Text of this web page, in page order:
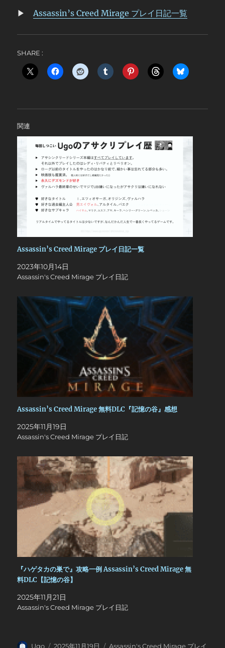
▶Assassin’s Creed Mirage プレイ日記一覧
SHARE :
関連
Assassin’s Creed Mirage プレイ日記一覧
2023年10月14日
Assassin's Creed Mirage プレイ日記
Assassin’s Creed Mirage 無料DLC『記憶の谷』感想
2025年11月19日
Assassin's Creed Mirage プレイ日記
『ハゲタカの巣で』攻略一例 Assassin’s Creed Mirage 無
料DLC【記憶の谷】
2025年11月21日
Assassin's Creed Mirage プレイ日記
投
Ugo 投
2025年11月19日 カ
Assassin's Creed Mirage プレイ